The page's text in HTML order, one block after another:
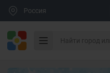
Россия